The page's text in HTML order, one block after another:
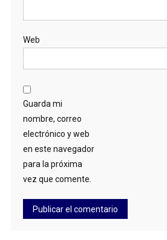
Web
Guarda mi
nombre, correo
electrónico y web
en este navegador
para la próxima
vez que comente.